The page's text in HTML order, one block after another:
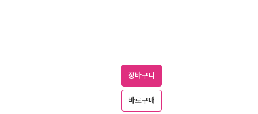
장바구니
바로구매